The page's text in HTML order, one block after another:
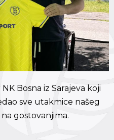
Bosna iz Sarajeva koji
sve utakmice našeg
gostovanjima.